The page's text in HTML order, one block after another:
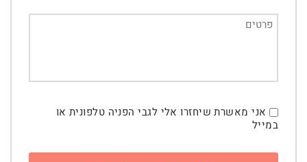
אני מאשרת שיחזרו אלי לגבי הפניה טלפונית או
במייל